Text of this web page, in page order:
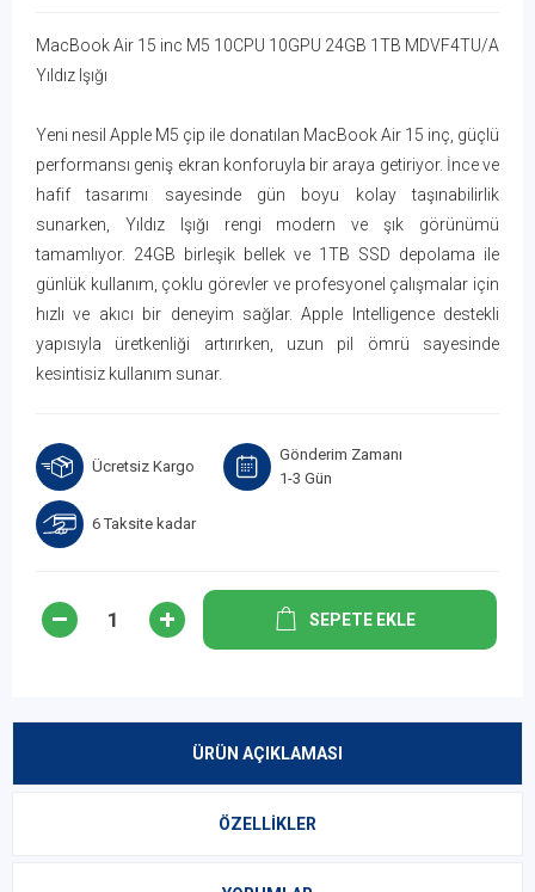
MacBook Air 15 inc M5 10CPU 10GPU 24GB 1TB MDVF4TU/A
Yıldız Işığı
Yeni nesil Apple M5 çip ile donatılan MacBook Air 15 inç, güçlü
performansı geniş ekran konforuyla bir araya getiriyor. İnce ve
hafif tasarımı sayesinde gün boyu kolay taşınabilirlik
sunarken, Yıldız Işığı rengi modern ve şık görünümü
tamamlıyor. 24GB birleşik bellek ve 1TB SSD depolama ile
günlük kullanım, çoklu görevler ve profesyonel çalışmalar için
hızlı ve akıcı bir deneyim sağlar. Apple Intelligence destekli
yapısıyla üretkenliği artırırken, uzun pil ömrü sayesinde
kesintisiz kullanım sunar.
Ücretsiz Kargo
Gönderim Zamanı
1-3 Gün
6 Taksite kadar
SEPETE EKLE
ÜRÜN AÇIKLAMASI
ÖZELLIKLER